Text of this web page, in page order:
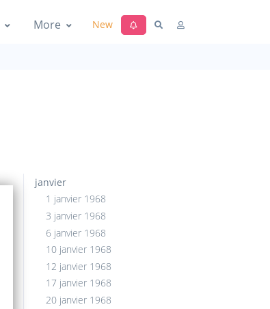
More New
janvier
1 janvier 1968
3 janvier 1968
6 janvier 1968
10 janvier 1968
12 janvier 1968
17 janvier 1968
20 janvier 1968